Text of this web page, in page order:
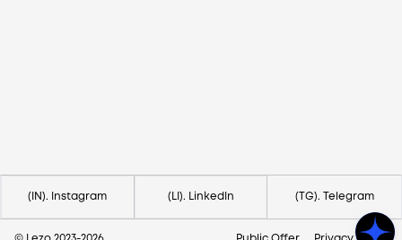
(IN). Instagram (LI). LinkedIn (TG). Telegram